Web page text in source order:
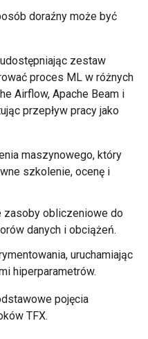
doraźny może być
zestaw
proces ML w różnych
Airflow, Apache Beam i
przepływ pracy jako
maszynowego, który
szkolenie, ocenę i
zasoby obliczeniowe do
danych i obciążeń.
uruchamiając
hiperparametrów.
pojęcia
TFX.